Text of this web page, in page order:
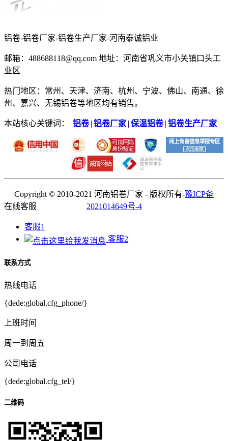
铝卷-铝卷厂家-铝卷生产厂家-河南泰诚铝业
邮箱：488688118@qq.com 地址：河南省巩义市小关镇口头工
业区
热门地区：常州、天津、济南、杭州、宁波、佛山、南通、徐
州、嘉兴、无锡铝卷等地区均有销售。
本站核心关键词： 铝卷 | 铝卷厂家 | 保温铝卷 | 铝卷生产厂家
Copyright © 2010-2021 河南铝卷厂家 - 版权所有-豫ICP备
2021014649号-4
在线客服
客服1
客服2
联系方式
热线电话
{dede:global.cfg_phone/}
上班时间
周一到周五
公司电话
{dede:global.cfg_tel/}
二维码